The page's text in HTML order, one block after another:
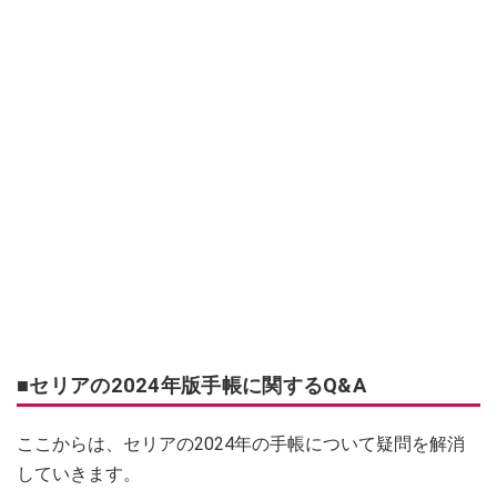
■セリアの2024年版手帳に関するQ&A
ここからは、セリアの2024年の手帳について疑問を解消
していきます。